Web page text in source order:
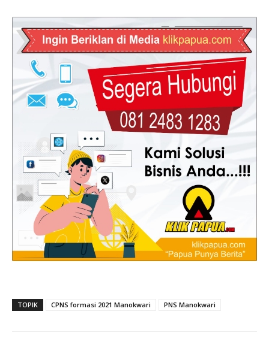
TOPIK CPNS formasi 2021 Manokwari PNS Manokwari